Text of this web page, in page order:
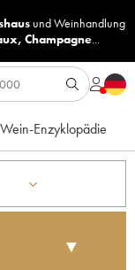
undWeinhandlung
, Champagne...
Wein-Enzyklopädie
▼